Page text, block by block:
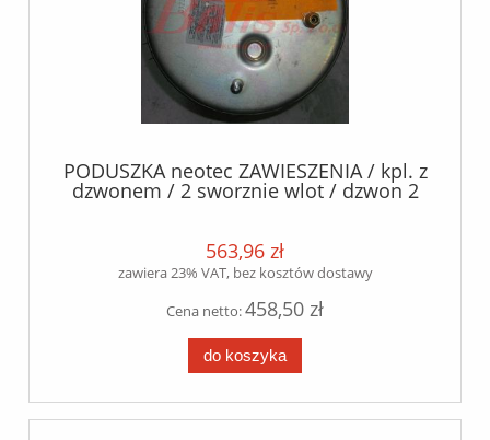
PODUSZKA neotec ZAWIESZENIA / kpl. z
dzwonem / 2 sworznie wlot / dzwon 2
563,96 zł
zawiera 23% VAT, bez kosztów dostawy
Cena netto:458,50 zł
do koszyka